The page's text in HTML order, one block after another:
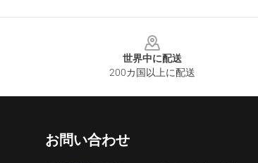
世界中に配送
200カ国以上に配送
お問い合わせ